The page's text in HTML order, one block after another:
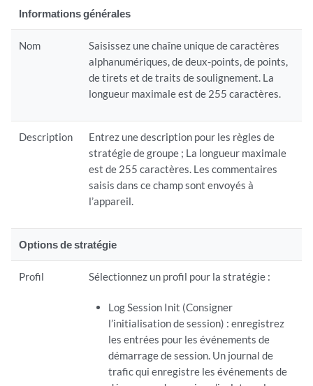
Informations générales
Nom
Saisissez une chaîne unique de caractères
alphanumériques, de deux-points, de points,
de tirets et de traits de soulignement. La
longueur maximale est de 255 caractères.
Description
Entrez une description pour les règles de
stratégie de groupe ; La longueur maximale
est de 255 caractères. Les commentaires
saisis dans ce champ sont envoyés à
l’appareil.
Options de stratégie
Profil Sélectionnez un profil pour la stratégie :
Log Session Init (Consigner
l’initialisation de session) : enregistrez
les entrées pour les événements de
démarrage de session. Un journal de
trafic qui enregistre les événements de